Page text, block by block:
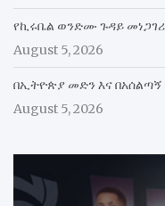
የኪሩቤል ወንድሙ ጉዳይ
August 5, 2026
በኢትዮጵያ መድን እና
August 5, 2026